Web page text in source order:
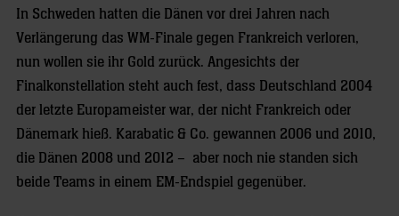
In Schweden hatten die Dänen vor drei Jahren nach
Verlängerung das WM-Finale gegen Frankreich verloren,
nun wollen sie ihr Gold zurück. Angesichts der
Finalkonstellation steht auch fest, dass Deutschland 2004
der letzte Europameister war, der nicht Frankreich oder
Dänemark hieß. Karabatic & Co. gewannen 2006 und 2010,
die Dänen 2008 und 2012 – aber noch nie standen sich
beide Teams in einem EM-Endspiel gegenüber.